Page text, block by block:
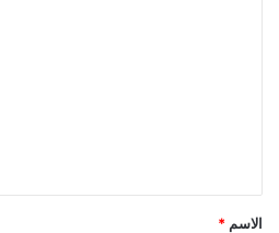
الاسم *